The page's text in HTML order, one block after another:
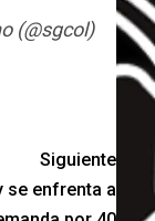
(@sgcol)
Siguiente
se enfrenta a